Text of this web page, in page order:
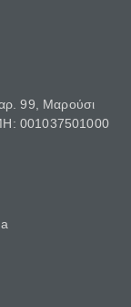
99, Μαρούσι
001037501000